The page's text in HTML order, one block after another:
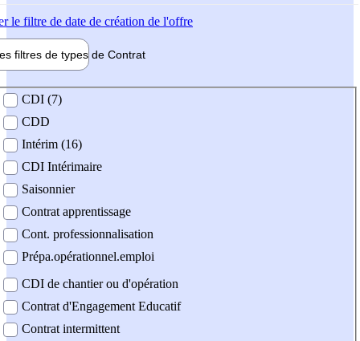
le filtre de date de création de l'offre
filtres de types de Contrat
contrat
CDI (7)
CDD
Intérim (16)
CDI Intérimaire
Saisonnier
Contrat apprentissage
Cont. professionnalisation
Prépa.opérationnel.emploi
CDI de chantier ou d'opération
Contrat d'Engagement Educatif
Contrat intermittent